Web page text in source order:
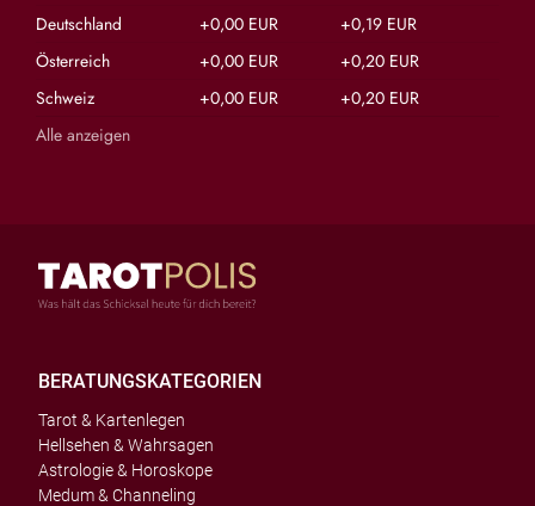
Deutschland
+0,00 EUR
+0,19 EUR
Österreich
+0,00 EUR
+0,20 EUR
Schweiz
+0,00 EUR
+0,20 EUR
Alle anzeigen
BERATUNGSKATEGORIEN
Tarot & Kartenlegen
Hellsehen & Wahrsagen
Astrologie & Horoskope
Medum & Channeling